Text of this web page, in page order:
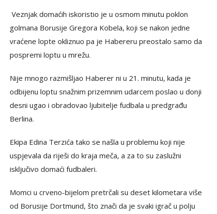
Veznjak domaćih iskoristio je u osmom minutu poklon
golmana Borusije Gregora Kobela, koji se nakon jedne
vraćene lopte okliznuo pa je Habereru preostalo samo da
pospremi loptu u mrežu.
Nije mnogo razmišljao Haberer ni u 21. minutu, kada je
odbijenu loptu snažnim prizemnim udarcem poslao u donji
desni ugao i obradovao ljubitelje fudbala u predgrađu
Berlina.
Ekipa Edina Terzića tako se našla u problemu koji nije
uspjevala da riješi do kraja meča, a za to su zaslužni
isključivo domaći fudbaleri.
Momci u crveno-bijelom pretrčali su deset kilometara više
od Borusije Dortmund, što znači da je svaki igrač u polju